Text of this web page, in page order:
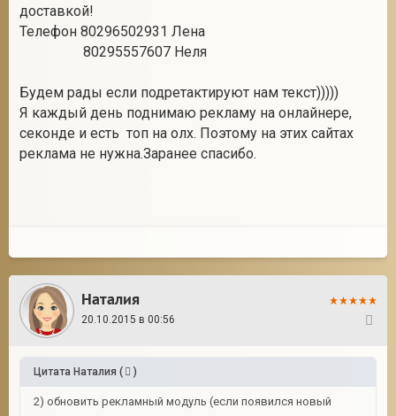
доставкой!
Телефон 80296502931 Лена
80295557607 Неля
Будем рады если подретактируют нам текст)))))
Я каждый день поднимаю рекламу на онлайнере,
секонде и есть топ на олх. Поэтому на этих сайтах
реклама не нужна.Заранее спасибо.
Наталия
20.10.2015 в 00:56
Цитата Наталия ( )
2) обновить рекламный модуль (если появился новый